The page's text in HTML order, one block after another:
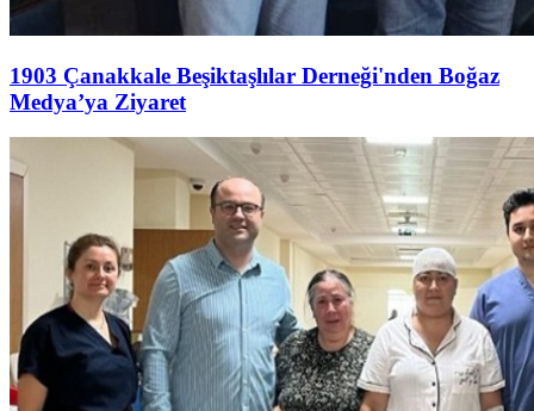
1903 Çanakkale Beşiktaşlılar Derneği'nden Boğaz
Medya’ya Ziyaret